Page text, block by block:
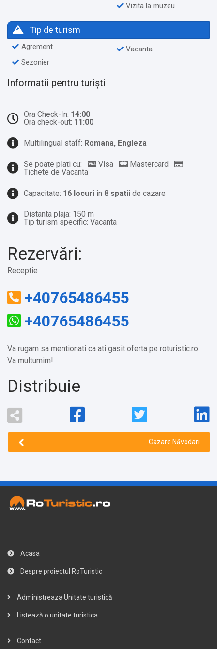
Vizita la muzeu
Tip de turism
Agrement
Sezonier
Vacanta
Informatii pentru turiști
Ora Check-In: 14:00
Ora check-out: 11:00
Multilingual staff: Romana, Engleza
Se poate plati cu: Visa
Mastercard
Tichete de Vacanta
Capacitate: 16 locuri in 8 spatii de cazare
Distanta plaja: 150 m
Tip turism specific: Vacanta
Rezervări:
Receptie
+40765486455
+40765486455
Va rugam sa mentionati ca ati gasit oferta pe roturistic.ro.
Va multumim!
Distribuie
Cazare Năvodari
Acasa
Despre proiectul RoTuristic
Administreaza Unitate turistică
Listează o unitate turistica
Contact